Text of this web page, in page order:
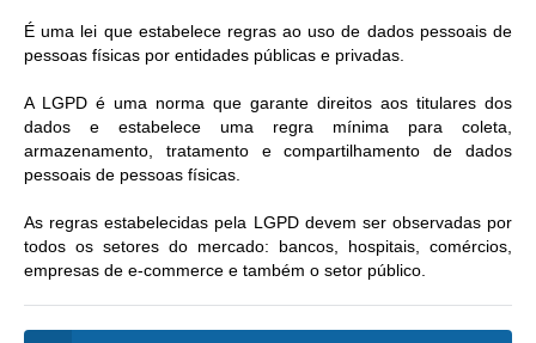
É uma lei que estabelece regras ao uso de dados pessoais de
pessoas físicas por entidades públicas e privadas.
A LGPD é uma norma que garante direitos aos titulares dos
dados e estabelece uma regra mínima para coleta,
armazenamento, tratamento e compartilhamento de dados
pessoais de pessoas físicas.
As regras estabelecidas pela LGPD devem ser observadas por
todos os setores do mercado: bancos, hospitais, comércios,
empresas de e-commerce e também o setor público.